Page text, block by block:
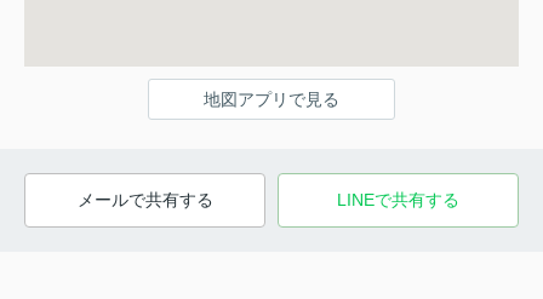
地図アプリで見る
メールで共有する LINEで共有する